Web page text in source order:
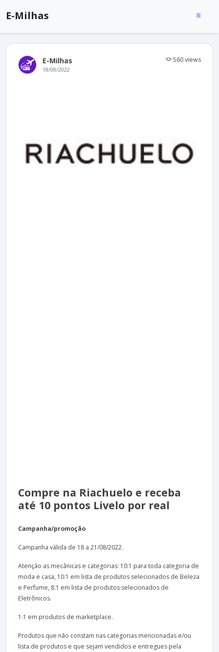
E-Milhas
E-Milhas 560 views
18/08/2022
Compre na Riachuelo e receba
até 10 pontos Livelo por real
Campanha/promoção
Campanha válida de 18 a 21/08/2022.
Atenção as mecânicas e categorias: 10:1 para toda categoria de
moda e casa, 10:1 em lista de produtos selecionados de Beleza
e Perfume, 8:1 em lista de produtos selecionados de
Eletrônicos.
1:1 em produtos de marketplace.
Produtos que não constam nas categorias mencionadas e/ou
lista de produtos e que sejam vendidos e entregues pela